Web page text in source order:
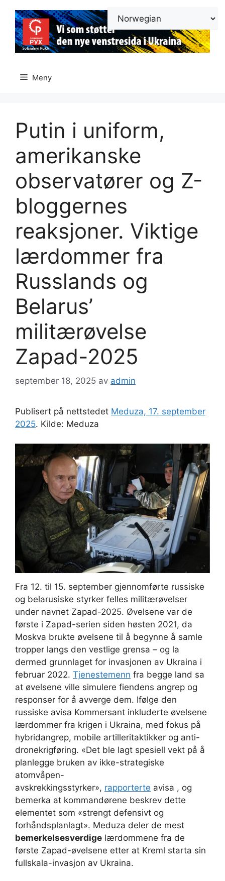
innhold
Meny
Putin i uniform,
amerikanske
observatører og Z-
bloggernes
reaksjoner. Viktige
lærdommer fra
Russlands og
Belarus’
militærøvelse
Zapad-2025
september 18, 2025 av admin
Publisert på nettstedet Meduza, 17. september
2025. Kilde: Meduza
Fra 12. til 15. september gjennomførte russiske
og belarusiske styrker felles militærøvelser
under navnet Zapad-2025. Øvelsene var de
første i Zapad-serien siden høsten 2021, da
Moskva brukte øvelsene til å begynne å samle
tropper langs den vestlige grensa – og la
dermed grunnlaget for invasjonen av Ukraina i
februar 2022. Tjenestemenn fra begge land sa
at øvelsene ville simulere fiendens angrep og
responser for å avverge dem. Ifølge den
russiske avisa Kommersant inkluderte øvelsene
lærdommer fra krigen i Ukraina, med fokus på
hybridangrep, mobile artilleritaktikker og anti-
dronekrigføring. «Det ble lagt spesiell vekt på å
planlegge bruken av ikke-strategiske
atomvåpen-
avskrekkingsstyrker», rapporterte avisa , og
bemerka at kommandørene beskrev dette
elementet som «strengt defensivt og
forhåndsplanlagt». Meduza deler de mest
bemerkelsesverdige lærdommene fra de
første Zapad-øvelsene etter at Kreml starta sin
fullskala-invasjon av Ukraina.